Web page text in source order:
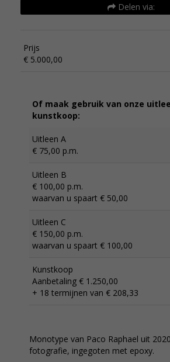
Delen via:
Prijs
€ 5.000,00
Of maak gebruik van onze
kunstkoop:
Uitleen A
€ 75,00 p.m.
Uitleen B
€ 100,00 p.m.
waarvan u spaart € 50,00
Uitleen C
€ 150,00 p.m.
waarvan u spaart € 100,00
Kunstkoop
Aanbetaling € 1.250,00
+ 18 termijnen van € 208,33
Monotype van Paco Raphael uit
fotografie, ingegoten met epoxy.